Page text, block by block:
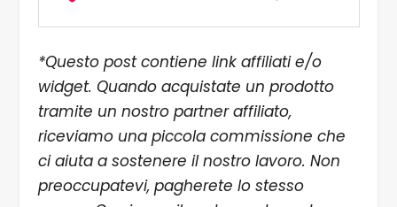
*Questo post contiene link affiliati e/o
widget. Quando acquistate un prodotto
tramite un nostro partner affiliato,
riceviamo una piccola commissione che
ci aiuta a sostenere il nostro lavoro. Non
preoccupatevi, pagherete lo stesso